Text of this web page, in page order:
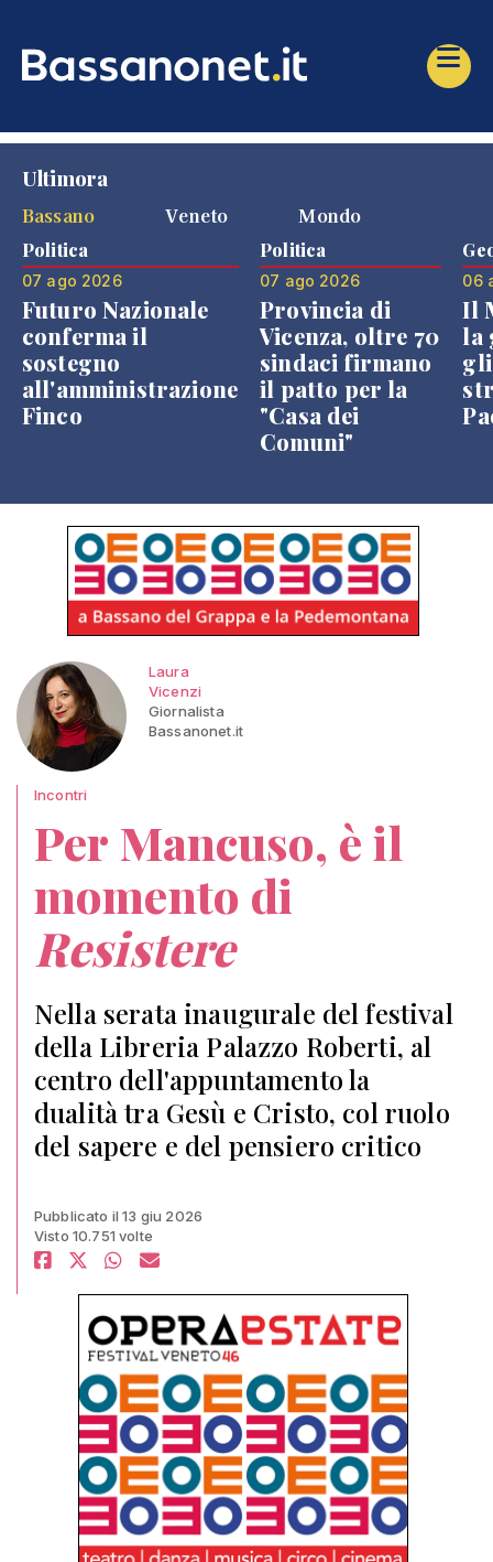
Ultimora
Bassano
Veneto Mondo
Politica
07 ago 2026
Futuro Nazionale
conferma il
sostegno
all'amministrazione
Finco
Politica
07 ago 2026
Provincia di
Vicenza, oltre 70
sindaci firmano
il patto per la
"Casa dei
Comuni"
06
Il
la
Laura
Vicenzi
Giornalista
Bassanonet.it
Incontri
Per Mancuso, è il
momento di
Resistere
Nella serata inaugurale del festival
della Libreria Palazzo Roberti, al
centro dell'appuntamento la
dualità tra Gesù e Cristo, col ruolo
del sapere e del pensiero critico
Pubblicato il 13 giu 2026
Visto 10.751 volte